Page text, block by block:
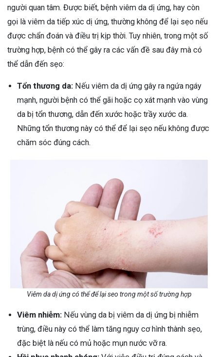
người quan tâm. Được biết, bệnh viêm da dị ứng, hay còn
gọi là viêm da tiếp xúc dị ứng, thường không để lại sẹo nếu
được chẩn đoán và điều trị kịp thời. Tuy nhiên, trong một số
trường hợp, bệnh có thể gây ra các vấn đề sau đây mà có
thể dẫn đến sẹo:
Tổn thương da: Nếu viêm da dị ứng gây ra ngứa ngáy
mạnh, người bệnh có thể gãi hoặc cọ xát mạnh vào vùng
da bị tổn thương, dẫn đến xước hoặc trầy xước da.
Những tổn thương này có thể để lại sẹo nếu không được
chăm sóc đúng cách.
Viêm da dị ứng có thể để lại seo trong một số trường hợp
Viêm nhiễm: Nếu vùng da bị viêm da dị ứng bị nhiễm
trùng, điều này có thể làm tăng nguy cơ hình thành sẹo,
đặc biệt là nếu có mủ hoặc mụn nước vỡ ra.